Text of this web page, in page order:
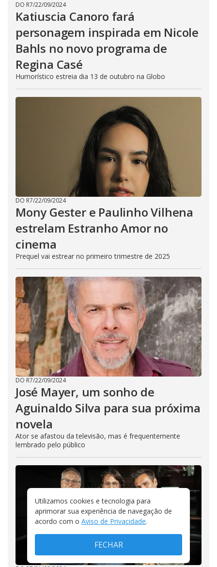
DO R7/22/09/2024
Katiuscia Canoro fará
personagem inspirada em Nicole
Bahls no novo programa de
Regina Casé
Humorístico estreia dia 13 de outubro na Globo
DO R7/22/09/2024
Mony Gester e Paulinho Vilhena
estrelam Estranho Amor no
cinema
Prequel vai estrear no primeiro trimestre de 2025
DO R7/22/09/2024
José Mayer, um sonho de
Aguinaldo Silva para sua próxima
novela
Ator se afastou da televisão, mas é frequentemente
lembrado pelo público
Utilizamos cookies e tecnologia para
aprimorar sua experiência de navegação de
acordo com o Aviso de Privacidade.
FECHAR